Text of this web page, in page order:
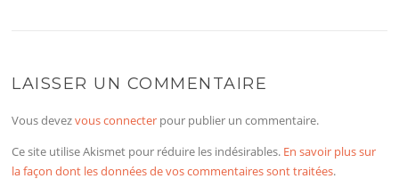
LAISSER UN COMMENTAIRE
Vous devezvous connecter pour publier un commentaire.
Ce site utilise Akismet pour réduire les indésirables. En savoir plus sur
la façon dont les données de vos commentaires sont traitées.